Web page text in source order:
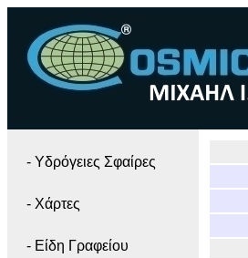
- Yδρόγειες Σφαίρες
- Χάρτες
- Είδη Γραφείου